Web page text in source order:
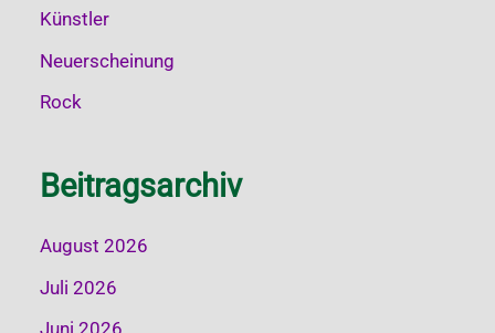
Künstler
Neuerscheinung
Rock
Beitragsarchiv
August 2026
Juli 2026